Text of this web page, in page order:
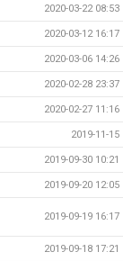
2020-03-22 08:53
2020-03-12 16:17
2020-03-06 14:26
2020-02-28 23:37
2020-02-27 11:16
2019-11-15
2019-09-30 10:21
2019-09-20 12:05
2019-09-19 16:17
2019-09-18 17:21